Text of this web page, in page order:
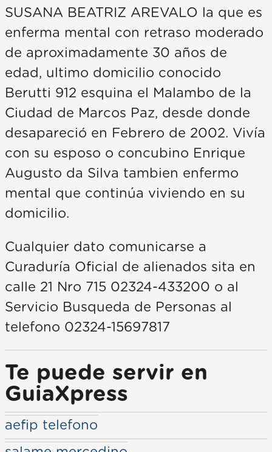
SUSANA BEATRIZ AREVALO la que es
enferma mental con retraso moderado
de aproximadamente 30 años de
edad, ultimo domicilio conocido
Berutti 912 esquina el Malambo de la
Ciudad de Marcos Paz, desde donde
desapareció en Febrero de 2002. Vivía
con su esposo o concubino Enrique
Augusto da Silva tambien enfermo
mental que continúa viviendo en su
domicilio.
Cualquier dato comunicarse a
Curaduría Oficial de alienados sita en
calle 21 Nro 715 02324-433200 o al
Servicio Busqueda de Personas al
telefono 02324-15697817
Te puede servir en
GuiaXpress
aefip telefono